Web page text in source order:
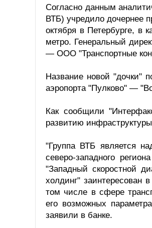
Согласно данным
ВТБ) учредило дочернее
октября в Петербурге, в
метро. Генеральный
— ООО "Транспортные
Название новой "дочки"
аэропорта "Пулково" —
Как сообщили
развитию
"Группа ВТБ является
северо-западного
"Западный скоростной
холдинг" заинтересован
том числе в сфере
его возможных
заявили в банке.